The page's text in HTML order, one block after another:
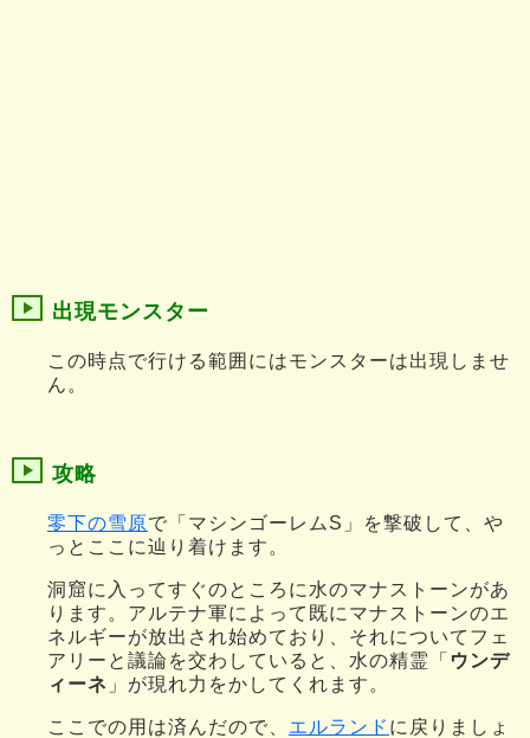
出現モンスター
この時点で行ける範囲にはモンスターは出現しませ
ん。
攻略
零下の雪原で「マシンゴーレムS」を撃破して、や
っとここに辿り着けます。
洞窟に入ってすぐのところに水のマナストーンがあ
ります。アルテナ軍によって既にマナストーンのエ
ネルギーが放出され始めており、それについてフェ
アリーと議論を交わしていると、水の精霊「 ウンデ
ィーネ 」が現れ力をかしてくれます。
ここでの用は済んだので、 エルランド に戻りましょ